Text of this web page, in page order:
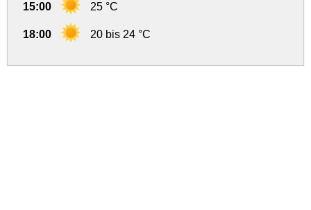
15:00 25 °C
18:00 20 bis 24 °C